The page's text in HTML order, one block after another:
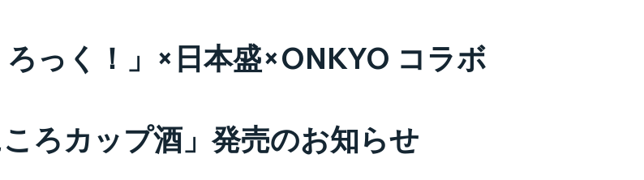
っく！」×日本盛×ONKYO コラボ
ろカップ酒」発売のお知らせ